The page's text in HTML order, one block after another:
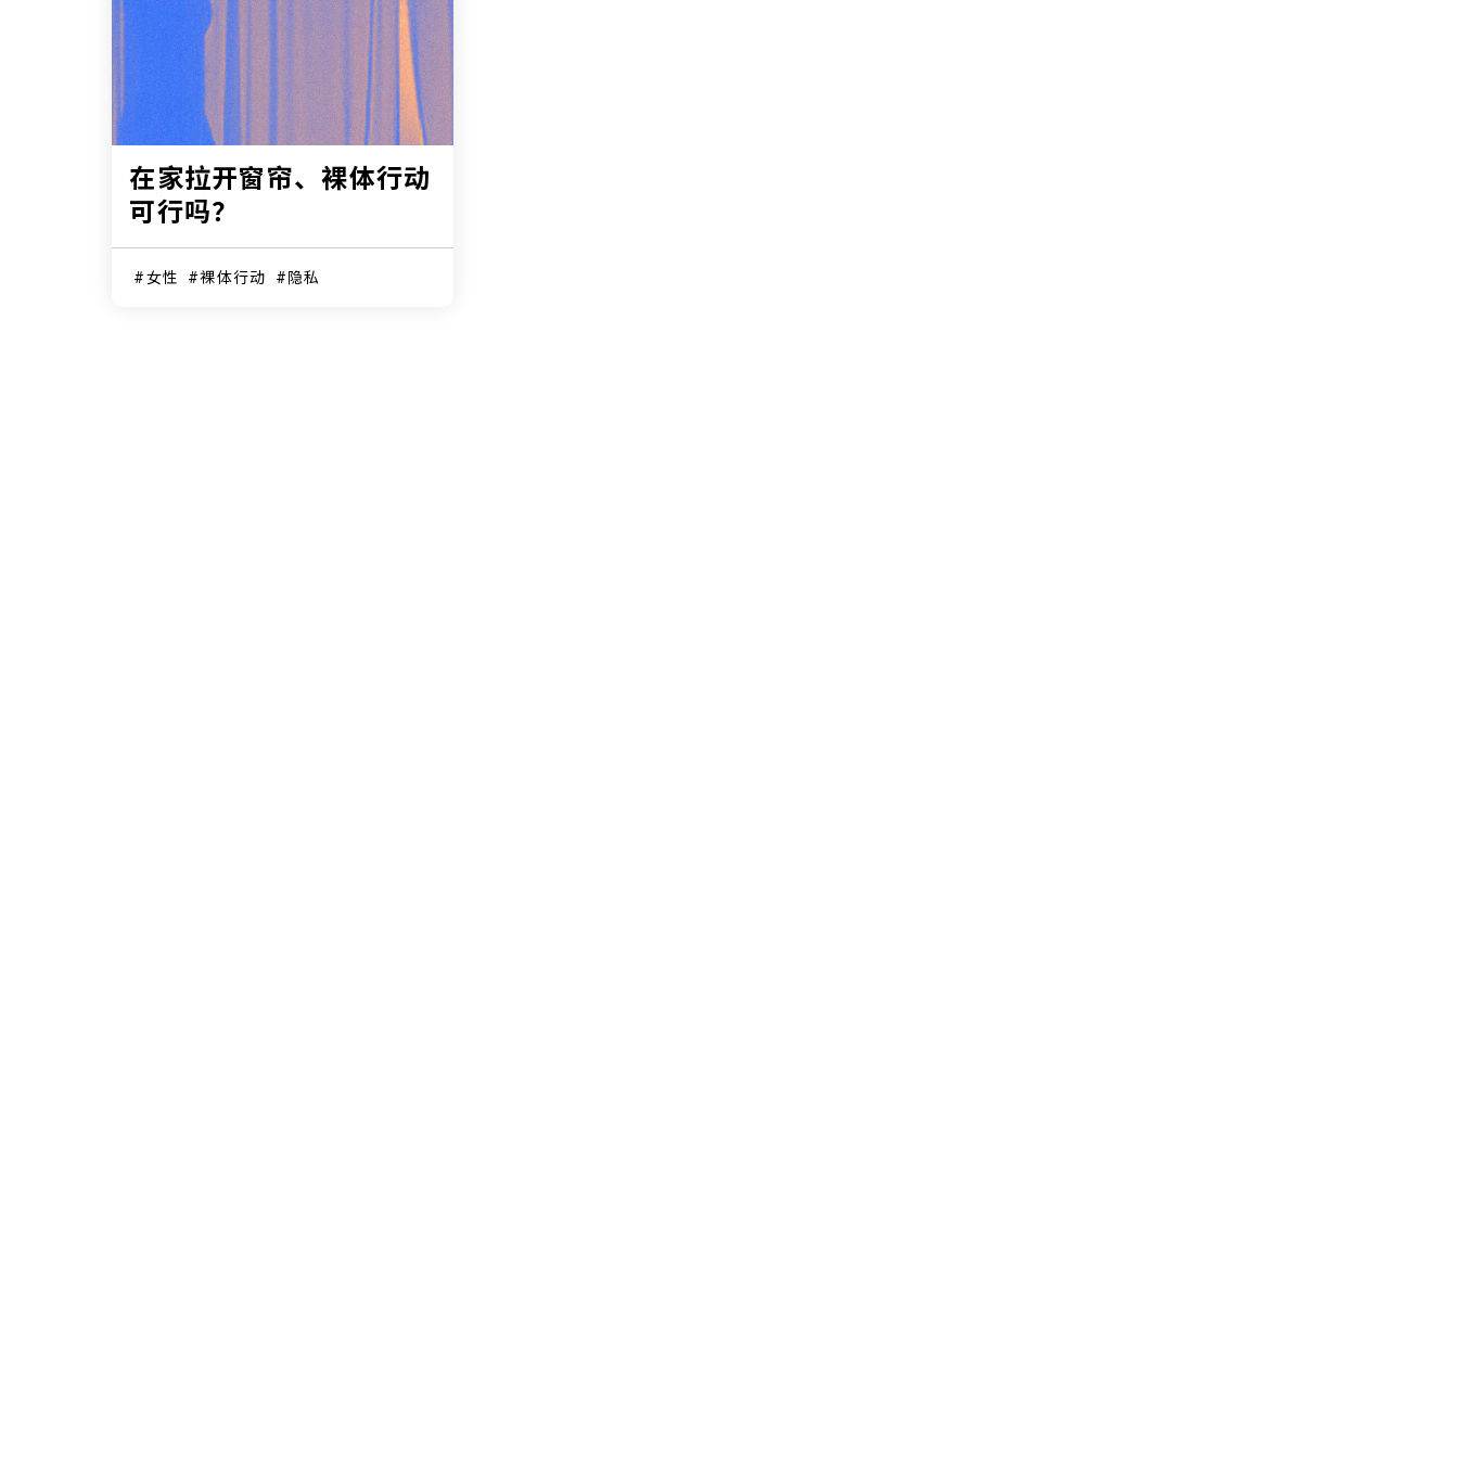
在家拉开窗帘、裸体行动
可行吗？
女性 裸体行动 隐私